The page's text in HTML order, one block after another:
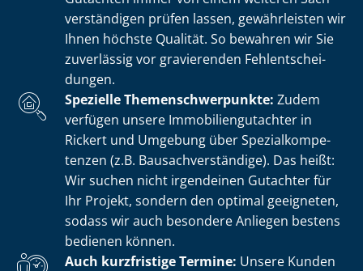
ver­stän­di­gen prüfen lassen, gewährleisten wir
Ihnen höchste Qualität. So bewahren wir Sie
zuverlässig vor gravierenden Fehl­ent­schei­
dun­gen.
Spezielle The­men­schwer­punk­te: Zudem
verfügen unsere Im­mo­bi­li­en­gut­ach­ter in
Rickert und Umgebung über Spe­zi­al­kom­pe­
ten­zen (z.B. Bau­sach­ver­stän­di­ge). Das heißt:
Wir suchen nicht irgendeinen Gutachter für
Ihr Projekt, sondern den optimal geeigneten,
sodass wir auch besondere Anliegen bestens
bedienen können.
Auch kurzfristige Termine: Unsere Kunden